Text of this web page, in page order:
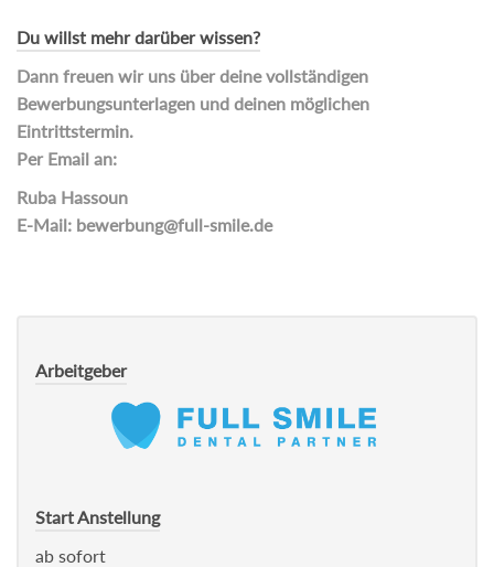
Du willst mehr darüber wissen?
Dann freuen wir uns über deine vollständigen
Bewerbungsunterlagen und deinen möglichen
Eintrittstermin.
Per Email an:
Ruba Hassoun
E-Mail: bewerbung@full-smile.de
Arbeitgeber
Start Anstellung
ab sofort